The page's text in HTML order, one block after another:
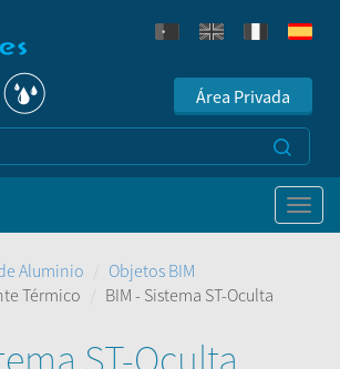
Área Privada
Aluminio
Objetos BIM
Térmico
BIM - Sistema ST-Oculta